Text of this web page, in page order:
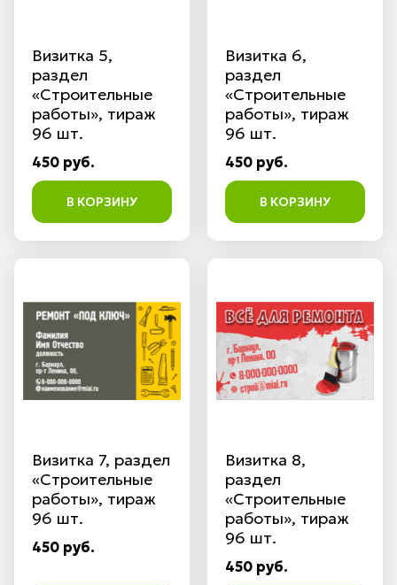
Визитка 5,
раздел
«Строительные
работы», тираж
96 шт.
450 руб.
В КОРЗИНУ
Визитка 6,
раздел
«Строительные
работы», тираж
96 шт.
450 руб.
В КОРЗИНУ
Визитка 7, раздел
«Строительные
работы», тираж
96 шт.
450 руб.
Визитка 8,
раздел
«Строительные
работы», тираж
96 шт.
450 руб.